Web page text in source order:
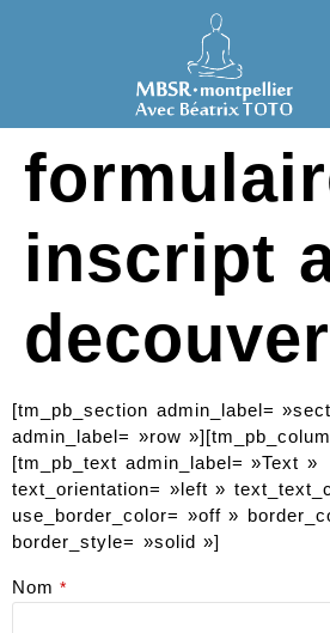
inscript
[tm_pb_section admin_label=
admin_label= »row
[tm_pb_text admin_label= »Text »
text_orientation= »left »
use_border_color= »off »
border_style= »solid »]
Nom *